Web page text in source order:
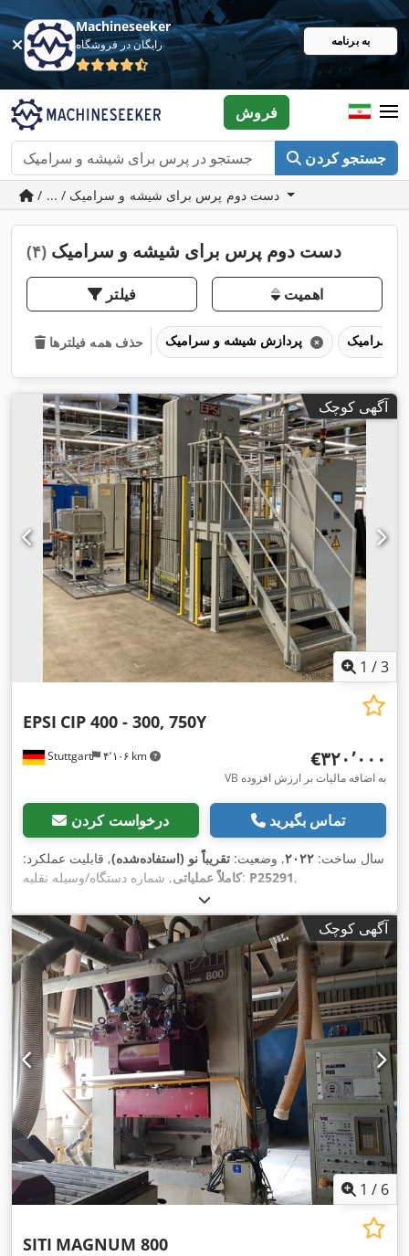
Machineseeker
رایگان در فروشگاه به برنامه
جستجو کردن
فروش
دست دوم پرس برای شیشه و سرامیک (۴)
فیلتر اهمیت
حذف همه فیلترها
آگهی کوچک
1 /3
Stuttgart ۴٬۱۰۶ km
EPSI CIP 400 - 300, 750Y
‎€۳۲۰٬۰۰۰
VB به اضافه مالیات بر ارزش افزوده
درخواست کردن تماس بگیرید
سال ساخت: ۲۰۲۲, وضعیت: تقریباً نو (استفاده‌شده), قابلیت عملکرد:
کاملاً عملیاتی, شماره دستگاه/وسیله نقلیه: P25291,
آگهی کوچک
1 / 6
SITI MAGNUM 800